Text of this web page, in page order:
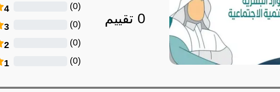
0 تقييم
4 (
0
)
3 (
0
)
2 (
0
)
1 (
0
)